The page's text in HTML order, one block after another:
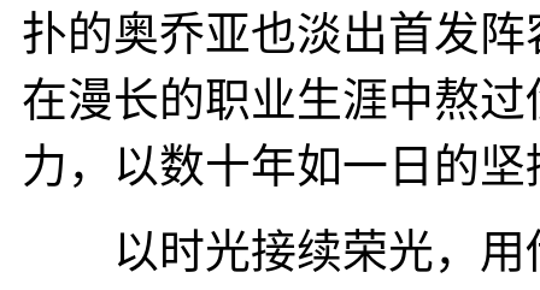
扑的奥乔亚也淡出首发
在漫长的职业生涯中熬
力，以数十年如一日的
以时光接续荣光，用